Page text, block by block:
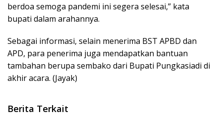
berdoa semoga pandemi ini segera selesai,” kata
bupati dalam arahannya.
Sebagai informasi, selain menerima BST APBD dan
APD, para penerima juga mendapatkan bantuan
tambahan berupa sembako dari Bupati Pungkasiadi di
akhir acara. (Jayak)
Berita Terkait